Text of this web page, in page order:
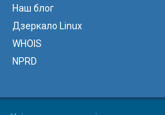
Наш блог
Дзеркало Linux
WHOIS
NPRD